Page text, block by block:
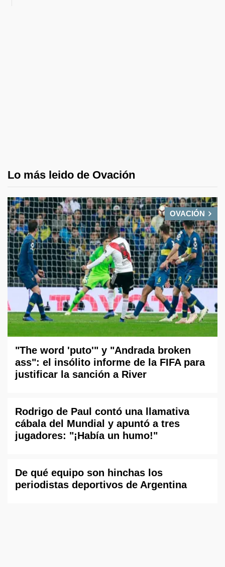
Lo más leido de Ovación
OVACIÓN
"The word 'puto'" y "Andrada broken
ass": el insólito informe de la FIFA para
justificar la sanción a River
Rodrigo de Paul contó una llamativa
cábala del Mundial y apuntó a tres
jugadores: "¡Había un humo!"
De qué equipo son hinchas los
periodistas deportivos de Argentina